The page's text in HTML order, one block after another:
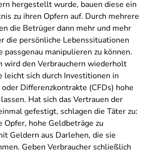
hergestellt wurde, bauen diese ein
zu ihren Opfern auf. Durch mehrere
die Betrüger dann mehr und mehr
die persönliche Lebenssituationen
passgenau manipulieren zu können.
wird den Verbrauchern wiederholt
leicht sich durch Investitionen in
Differenzkontrakte (CFDs) hohe
Hat sich das Vertrauen der
gefestigt, schlagen die Täter zu:
Opfer, hohe Geldbeträge zu
Geldern aus Darlehen, die sie
Geben Verbraucher schließlich